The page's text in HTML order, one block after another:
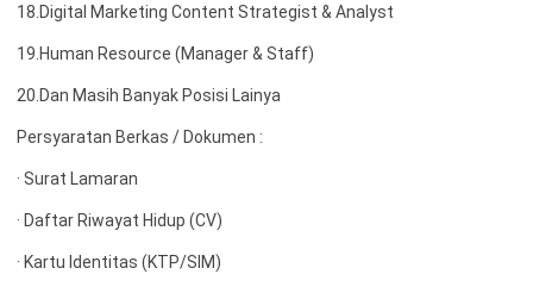
18.Digital Marketing Content Strategist & Analyst
19.Human Resource (Manager & Staff)
20.Dan Masih Banyak Posisi Lainya
Persyaratan Berkas / Dokumen :
· Surat Lamaran
· Daftar Riwayat Hidup (CV)
· Kartu Identitas (KTP/SIM)